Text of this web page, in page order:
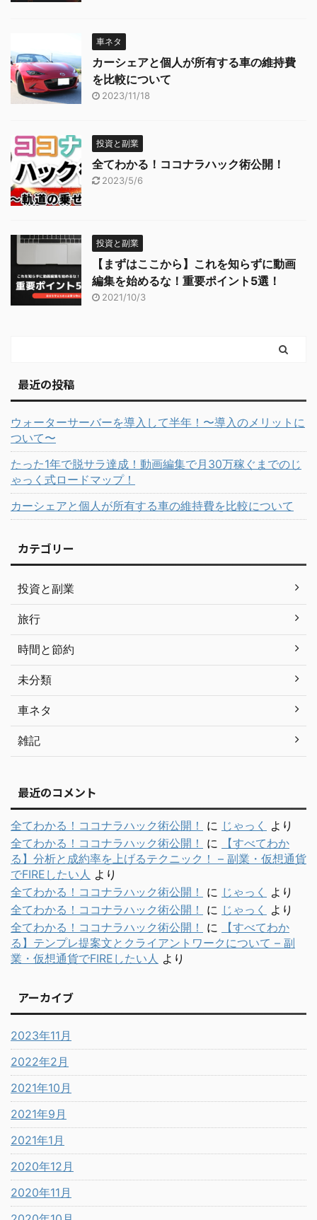
車ネタ
カーシェアと個人が所有する車の維持費
を比較について
2023/11/18
投資と副業
全てわかる！ココナラハック術公開！
2023/5/6
投資と副業
【まずはここから】これを知らずに動画
編集を始めるな！重要ポイント5選！
2021/10/3
最近の投稿
ウォーターサーバーを導入して半年！〜導入のメリットに
ついて〜
たった1年で脱サラ達成！動画編集で月30万稼ぐまでのじ
ゃっく式ロードマップ！
カーシェアと個人が所有する車の維持費を比較について
カテゴリー
投資と副業
旅行
時間と節約
未分類
車ネタ
雑記
最近のコメント
全てわかる！ココナラハック術公開！ に じゃっく
より
全てわかる！ココナラハック術公開！
に
【すべてわか
る】分析と成約率を上げるテクニック！ – 副業・仮想通貨
でFIREしたい人 より
全てわかる！ココナラハック術公開！
に じゃっく
より
全てわかる！ココナラハック術公開！
に じゃっく
より
全てわかる！ココナラハック術公開！
に
【すべてわか
る】テンプレ提案文とクライアントワークについて – 副
業・仮想通貨でFIREしたい人 より
アーカイブ
2023年11月
2022年2月
2021年10月
2021年9月
2021年1月
2020年12月
2020年11月